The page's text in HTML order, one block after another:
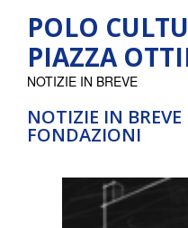
POLO
PIAZZA
NOTIZIE IN
FONDAZIONI
NOTIZIE IN BREVE